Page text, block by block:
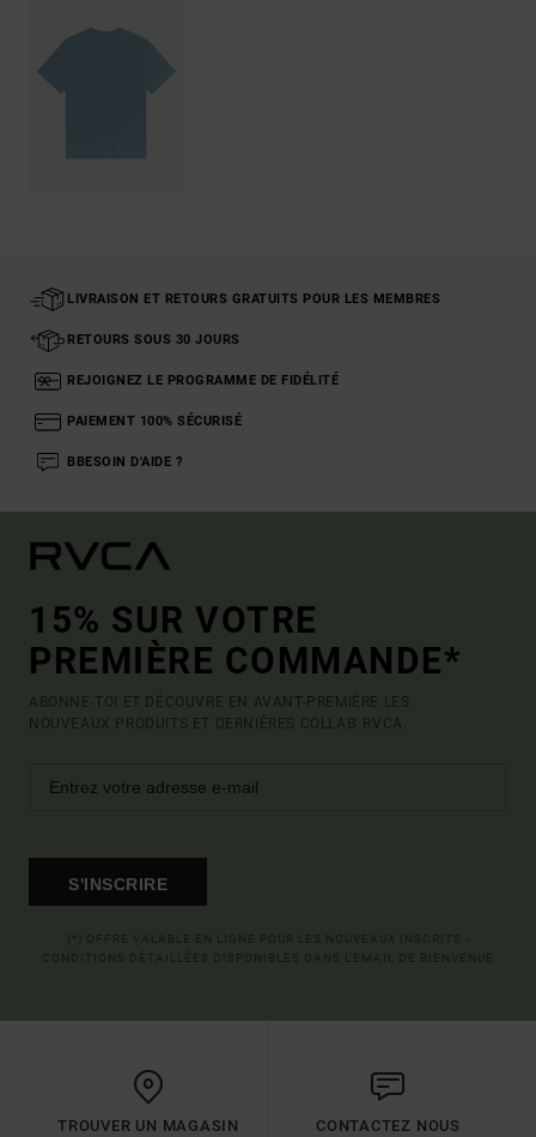
LIVRAISON ET RETOURS GRATUITS POUR LES MEMBRES
RETOURS SOUS 30 JOURS
REJOIGNEZ LE PROGRAMME DE FIDÉLITÉ
PAIEMENT 100% SÉCURISÉ
BBESOIN D'AIDE ?
15% SUR VOTRE
PREMIÈRE COMMANDE*
ABONNE-TOI ET DÉCOUVRE EN AVANT-PREMIÈRE LES
NOUVEAUX PRODUITS ET DERNIÈRES COLLAB' RVCA.
S'INSCRIRE
TROUVER UN MAGASIN CONTACTEZ NOUS